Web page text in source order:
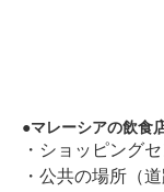
マレーシアの飲食
・ショッピング
・公共の場所（